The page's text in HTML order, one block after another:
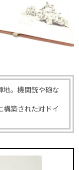
。機関銃や砲な
築された対ドイ